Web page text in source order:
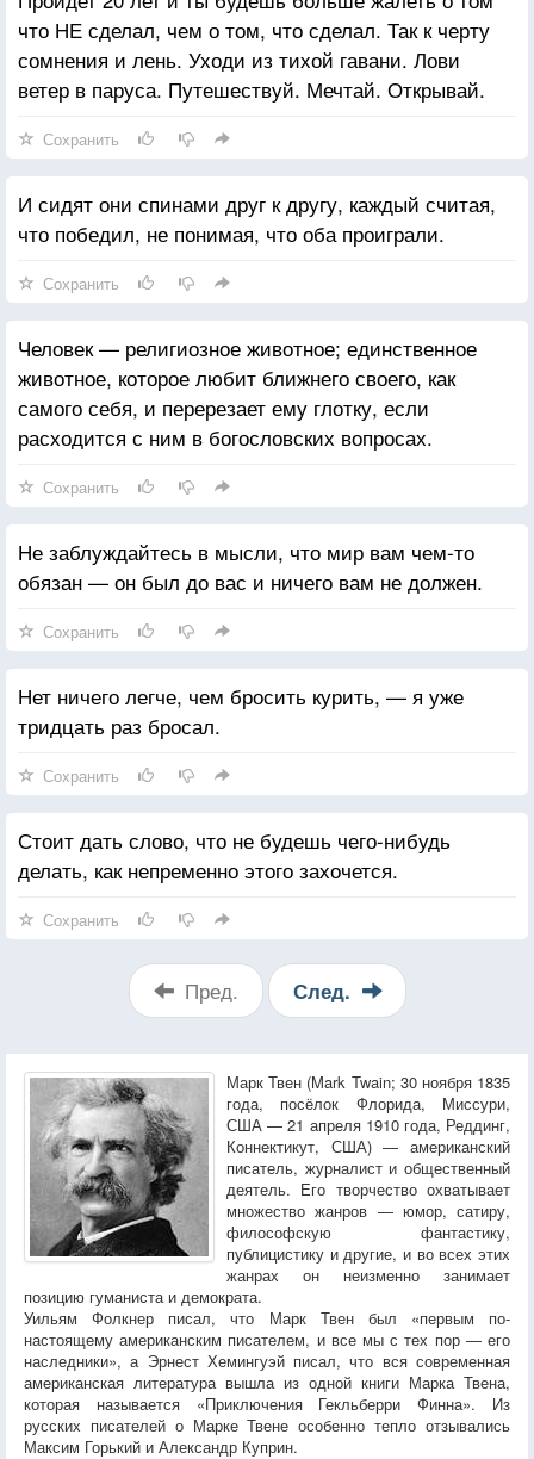
что НЕ сделал, чем о том, что сделал. Так к черту
сомнения и лень. Уходи из тихой гавани. Лови
ветер в паруса. Путешествуй. Мечтай. Открывай.
Сохранить
И сидят они спинами друг к другу, каждый считая,
что победил, не понимая, что оба проиграли.
Сохранить
Человек — религиозное животное; единственное
животное, которое любит ближнего своего, как
самого себя, и перерезает ему глотку, если
расходится с ним в богословских вопросах.
Сохранить
Не заблуждайтесь в мысли, что мир вам чем-то
обязан — он был до вас и ничего вам не должен.
Сохранить
Нет ничего легче, чем бросить курить, — я уже
тридцать раз бросал.
Сохранить
Стоит дать слово, что не будешь чего-нибудь
делать, как непременно этого захочется.
Сохранить
Пред. След.
Марк Твен (Mark Twain; 30 ноября 1835
года, посёлок Флорида, Миссури,
США — 21 апреля 1910 года, Реддинг,
Коннектикут, США) — американский
писатель, журналист и общественный
деятель. Его творчество охватывает
множество жанров — юмор, сатиру,
философскую фантастику,
публицистику и другие, и во всех этих
жанрах он неизменно занимает
позицию гуманиста и демократа.
Уильям Фолкнер писал, что Марк Твен был «первым по-
настоящему американским писателем, и все мы с тех пор — его
наследники», а Эрнест Хемингуэй писал, что вся современная
американская литература вышла из одной книги Марка Твена,
которая называется «Приключения Гекльберри Финна». Из
русских писателей о Марке Твене особенно тепло отзывались
Максим Горький и Александр Куприн.